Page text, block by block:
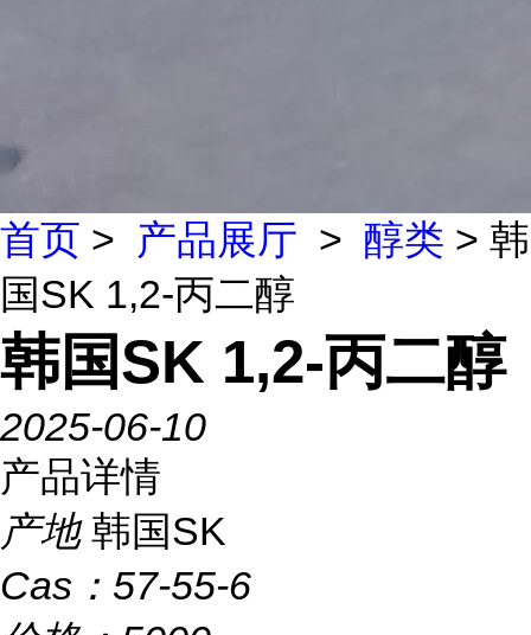
首页 > 产品展厅 > 醇类 > 韩
国SK 1,2-丙二醇
韩国SK 1,2-丙二醇
2025-06-10
产品详情
产地 韩国SK
Cas： 57-55-6